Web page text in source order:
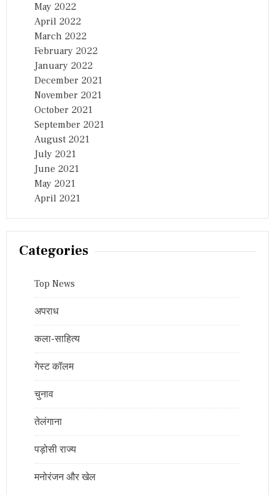
May 2022
April 2022
March 2022
February 2022
January 2022
December 2021
November 2021
October 2021
September 2021
August 2021
July 2021
June 2021
May 2021
April 2021
Categories
Top News
अपराध
कला-साहित्य
गेस्ट कॉलम
चुनाव
तेलंगाना
पड़ोसी राज्य
मनोरंजन और खेल